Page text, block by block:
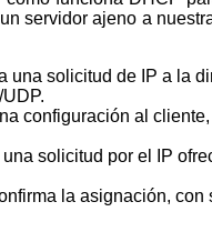
servidor ajeno a
una solicitud de IP a la
configuración al
solicitud por el IP
la asignación,